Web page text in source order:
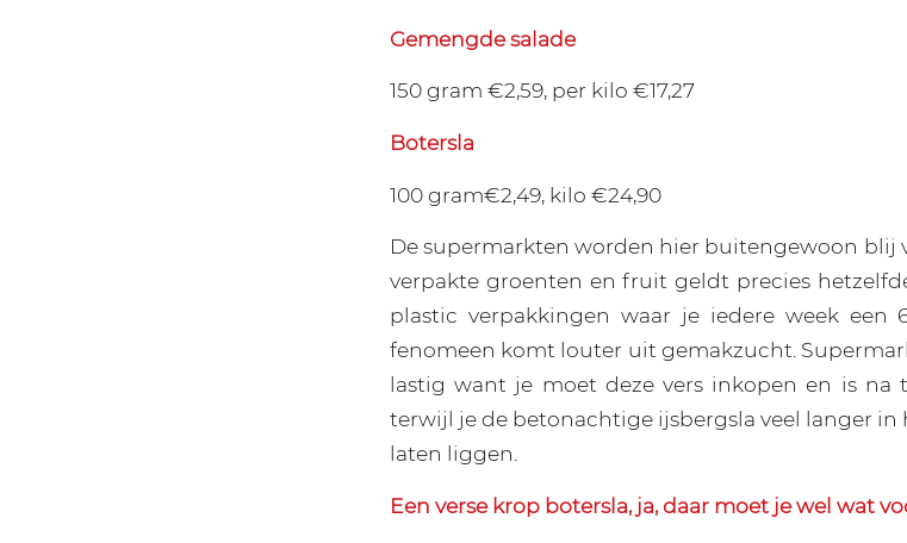
Gemengde salade
150 gram €2,59, per kilo €17,27
Botersla
100 gram€2,49, kilo €24,90
De supermarkten worden hier buitengewoon blij
verpakte groenten en fruit geldt precies
plastic verpakkingen waar je iedere week
fenomeen komt louter uit gemakzucht.
lastig want je moet deze vers inkopen en is na
terwijl je de betonachtige ijsbergsla veel langer
laten liggen.
Een verse krop botersla, ja, daar moet je wel wat